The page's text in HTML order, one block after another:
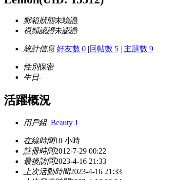
郵箱狀態未驗證
視頻認證未認證
統計信息 好友數 0 |回帖數 5 | 主題數 9
性別保密
生日-
活躍概況
用戶組 Beauty J
在線時間10 小時
註冊時間2012-7-29 00:22
最後訪問2023-4-16 21:33
上次活動時間2023-4-16 21:33